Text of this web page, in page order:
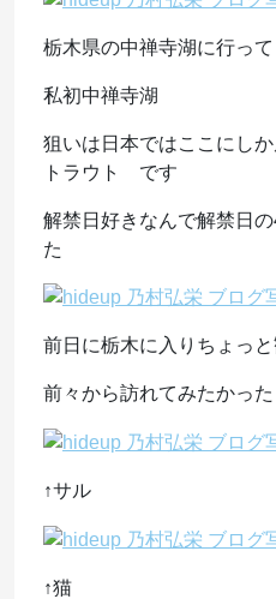
栃木県の中禅寺湖に行っ
私初中禅寺湖
狙いは日本ではここにし
トラウト です
解禁日好きなんで解禁日
た
前日に栃木に入りちょっ
前々から訪れてみたか
↑サル
↑猫